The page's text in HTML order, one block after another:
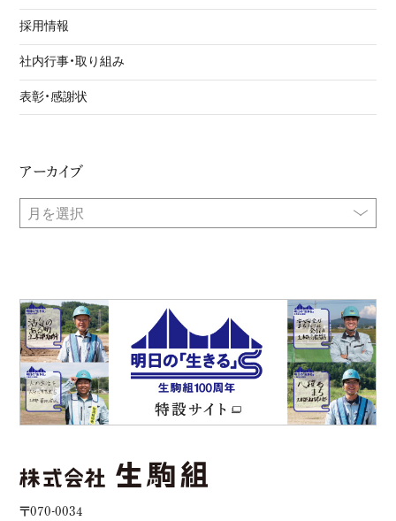
採用情報
社内行事・取り組み
表彰・感謝状
アーカイブ
〒070-0034